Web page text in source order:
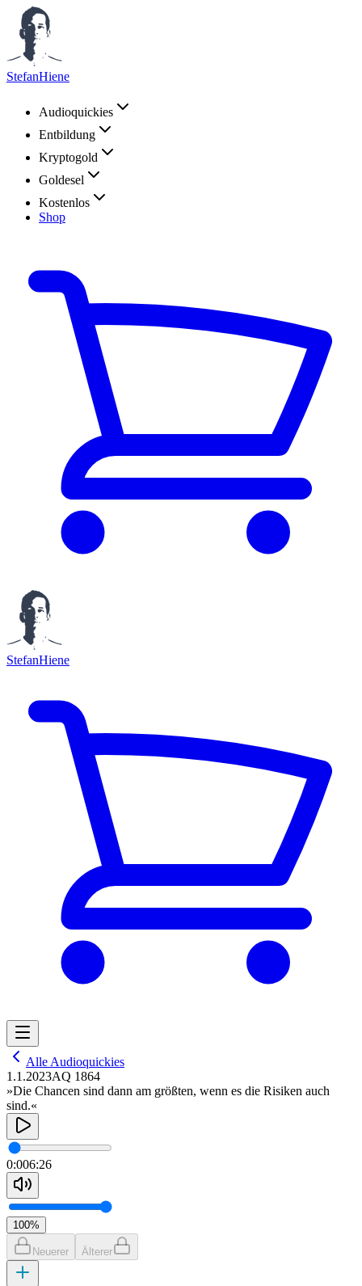
StefanHiene
Audioquickies
Entbildung
Kryptogold
Goldesel
Kostenlos
Shop
StefanHiene
Alle Audioquickies
1.1.2023AQ 1864
»Die Chancen sind dann am größten, wenn es die Risiken auch
sind.«
0:006:26
100%
Neuerer Älterer